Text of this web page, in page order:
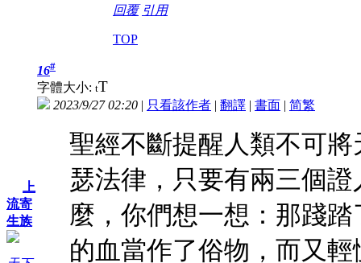
回覆 引用
TOP
上
流寄
生族
16#
字體大小: tT
2023/9/27 02:20 | 只看該作者 | 翻譯 | 書面 | 简繁
聖經不斷提醒人類不可
瑟法律，只要有兩三個
麼，你們想一想：那踐
的血當作了俗物，而又